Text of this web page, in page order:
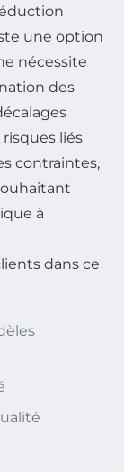
une option
nécessite
des
liés
contraintes,
à
dans ce